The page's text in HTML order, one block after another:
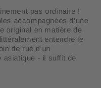
pas ordinaire !
accompagnées d'une
original en matière de
entendre le
de rue d'un
asiatique - il suffit de